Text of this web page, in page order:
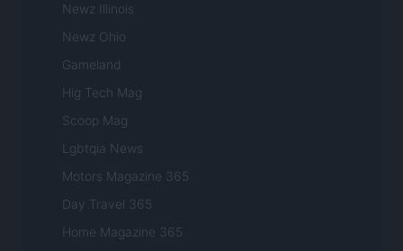
Newz Illinois
Newz Ohio
Gameland
Hig Tech Mag
Scoop Mag
Lgbtqia News
Motors Magazine 365
Day Travel 365
Home Magazine 365